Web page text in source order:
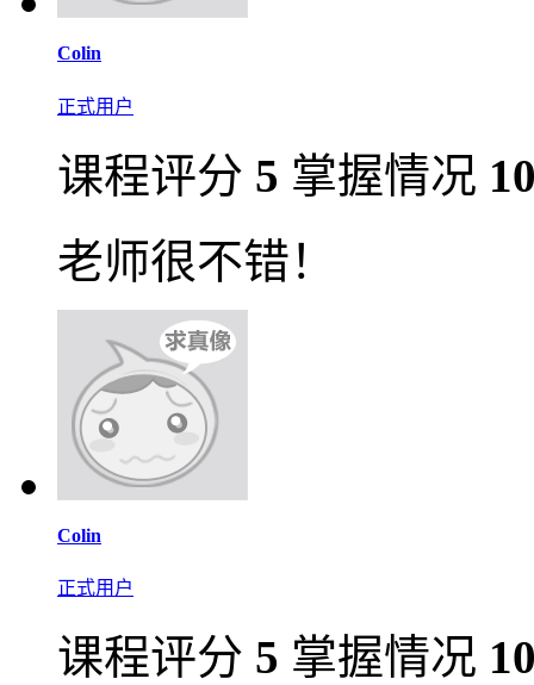
Colin
正式用户
课程评分 5 掌握情况
老师很不错！
Colin
正式用户
课程评分 5 掌握情况